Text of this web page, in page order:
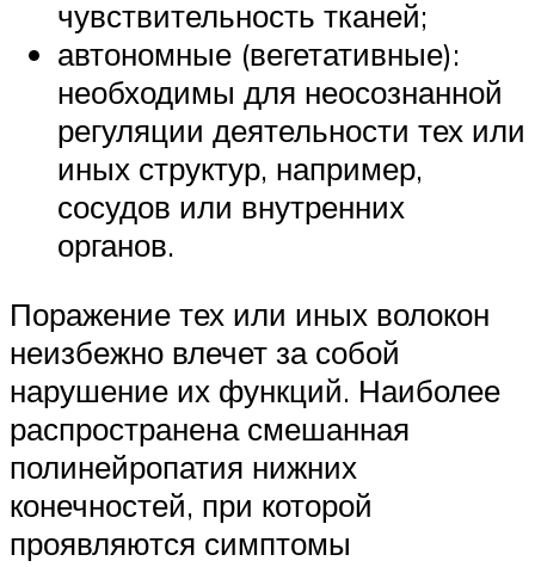
чувствительность тканей;
автономные (вегетативные):
необходимы для неосознанной
регуляции деятельности тех или
иных структур, например,
сосудов или внутренних
органов.
Поражение тех или иных волокон
неизбежно влечет за собой
нарушение их функций. Наиболее
распространена смешанная
полинейропатия нижних
конечностей, при которой
проявляются симптомы